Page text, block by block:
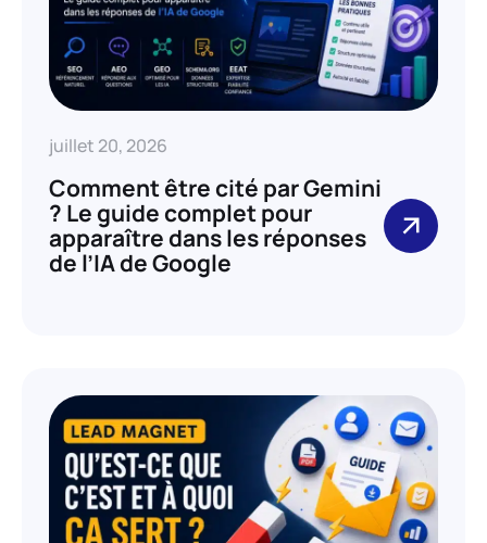
juillet 20, 2026
Comment être cité par Gemini
? Le guide complet pour
apparaître dans les réponses
de l’IA de Google